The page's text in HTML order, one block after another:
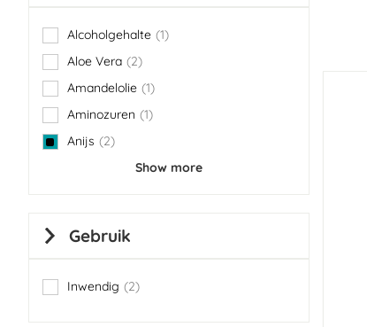
Alcoholgehalte 1
item
Aloe Vera
2
items
Amandelolie 1
item
Aminozuren
1
item
Anijs
2
items
Show more
Gebruik
Inwendig 2
items